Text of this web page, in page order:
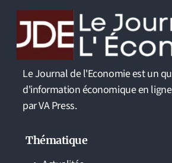
Le Journal de l'Economie est un
d'information économique en
par VA Press.
Thématique